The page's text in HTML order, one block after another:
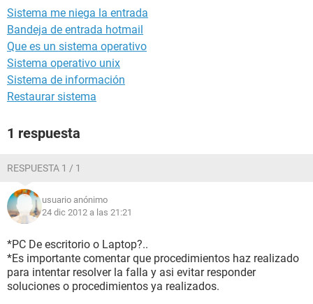
Sistema me niega la entrada
Bandeja de entrada hotmail
Que es un sistema operativo
Sistema operativo unix
Sistema de información
Restaurar sistema
1 respuesta
RESPUESTA 1 / 1
usuario anónimo
24 dic 2012 a las 21:21
*PC De escritorio o Laptop?..
*Es importante comentar que procedimientos haz realizado
para intentar resolver la falla y asi evitar responder
soluciones o procedimientos ya realizados.